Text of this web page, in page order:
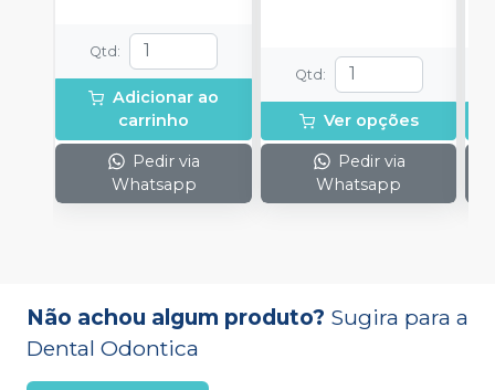
Qtd :
Adicionar ao
carrinho
Pedir via
Whatsapp
Qtd :
Ver opções
Pedir via
Whatsapp
Não achou algum produto? Sugira para a
Dental Odontica